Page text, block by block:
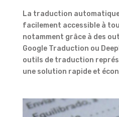
La traduction
facilement accessible à
notamment grâce à des
Google Traduction ou
outils de traduction
une solution rapide et